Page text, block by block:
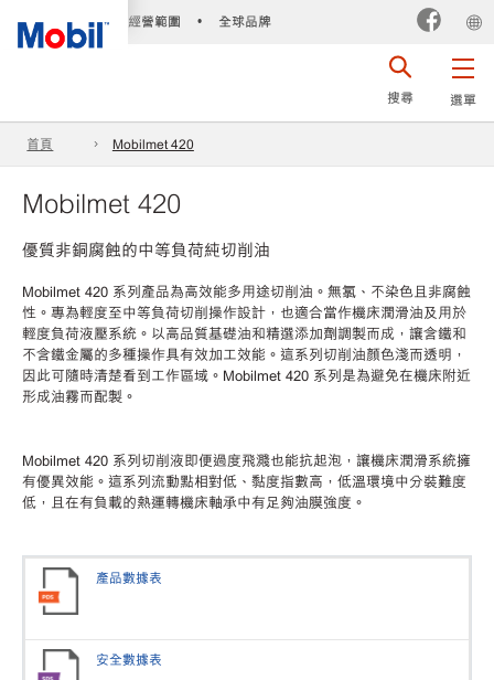
經營範圍 • 全球品牌
選單
搜尋
首頁 Mobilmet 420
Mobilmet 420
優質非銅腐蝕的中等負荷純切削油
Mobilmet 420 系列產品為高效能多用途切削油。無氯、不染色且非腐蝕
性。專為輕度至中等負荷切削操作設計，也適合當作機床潤滑油及用於
輕度負荷液壓系統。以高品質基礎油和精選添加劑調製而成，讓含鐵和
不含鐵金屬的多種操作具有效加工效能。這系列切削油顏色淺而透明，
因此可隨時清楚看到工作區域。Mobilmet 420 系列是為避免在機床附近
形成油霧而配製。
Mobilmet 420 系列切削液即便過度飛濺也能抗起泡，讓機床潤滑系統擁
有優異效能。這系列流動點相對低、黏度指數高，低溫環境中分裝難度
低，且在有負載的熱運轉機床軸承中有足夠油膜強度。
產品數據表
安全數據表